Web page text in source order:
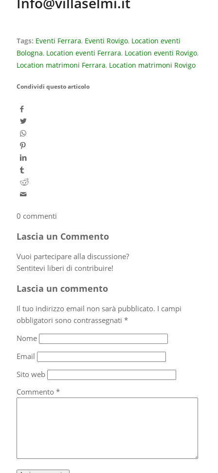
Tags: Eventi Ferrara, Eventi Rovigo, Location eventi
Bologna, Location eventi Ferrara, Location eventi Rovigo,
Location matrimoni Ferrara, Location matrimoni Rovigo
Condividi questo articolo
0 commenti
Lascia un Commento
Vuoi partecipare alla discussione?
Sentitevi liberi di contribuire!
Lascia un commento
Il tuo indirizzo email non sarà pubblicato. I campi
obbligatori sono contrassegnati *
Nome
Email
Sito web
Commento *